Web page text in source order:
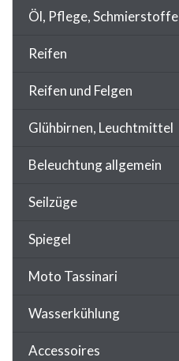
Öl, Pflege, Schmierstoffe
Reifen
Reifen und Felgen
Glühbirnen, Leuchtmittel
Beleuchtung allgemein
Seilzüge
Spiegel
Moto Tassinari
Wasserkühlung
Accessoires